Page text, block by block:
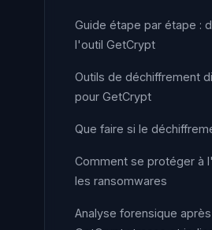
Guide étape par étape :
l'outil GetCrypt
Outils de déchiffrement
pour GetCrypt
Que faire si le
Comment se protéger à
les ransomwares
Analyse forensique